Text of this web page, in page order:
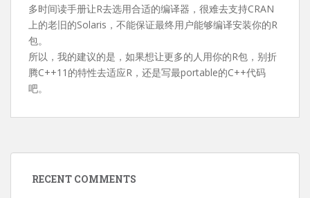
多时间读手册让R去选用合适的编译器，很难去支持CRAN
上的老旧的Solaris，不能保证最终用户能够编译安装你的R
包。
所以，我的建议的是，如果想让更多的人用你的R包，别折
腾C++11的特性去适应R，还是写最portable的C++代码
吧。
RECENT COMMENTS